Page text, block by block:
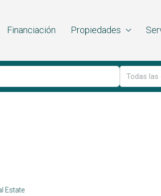
Financiación Propiedades
Todas las
Estate